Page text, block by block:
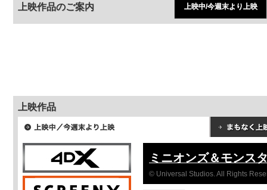
上映作品のご案内 上映中/今週末より上映
上映作品
ミニオンズ＆モンス
© Universal Studios. All Rights